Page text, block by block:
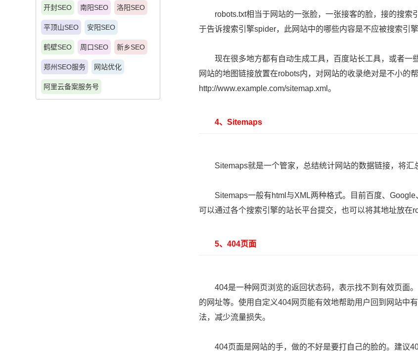
开封SEO 南阳SEO 洛阳SEO
平顶山SEO 安阳SEO
鹤壁SEO 周口SEO 新乡SEO
郑州SEO服务 网站优化
阿里云备案服务号
robots.txt相当于网站的一张脸，一张接客的脸，接的搜索
于告诉搜索引擎spider，此网站中的哪些内容是不应被搜索引
现在很多地方都有自动生成工具，百度站长工具，或者一
网站的地图链接放置在robots内，对网站的收录绝对是不小的
http://www.example.com/sitemap.xml。
4、Sitemaps
Sitemaps就是一个管家，总结统计网站的数据链接，将汇
Sitemaps一般有html与XML两种格式。目前百度、Google
可以通过各个搜索引擎的站长平台提交，也可以将其地址放在
5、404页面
404是一种网页浏览的返回状态码，表示找不到有效页面
的网址等。使用自定义404网页能有效地帮助用户回到网站中
法，减少流量损失。
404页面是网站的手，做的不好是要打自己的脸的。建议